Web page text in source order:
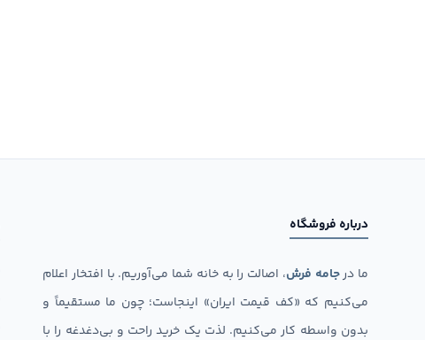
درباره فروشگاه
ما درجامه فرش، اصالت را به خانه شما می‌آوریم. با افتخار اعلام
می‌کنیم که «کف قیمت ایران» اینجاست؛ چون ما مستقیماً و
بدون واسطه کار می‌کنیم. لذت یک خرید راحت و بی‌دغدغه را با